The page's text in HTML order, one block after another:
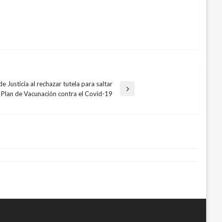
Justicia al rechazar tutela para saltar
de Vacunación contra el Covid-19